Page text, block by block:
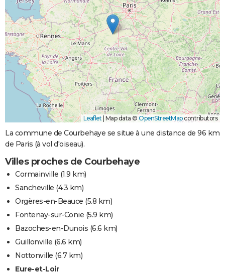
Leaflet Map data © OpenStreetMapcontributors
La commune de Courbehaye se situe à une distance de 96 km
de Paris (à vol d'oiseau).
Villes proches de Courbehaye
Cormainville (1.9 km)
Sancheville (4.3 km)
Orgères-en-Beauce (5.8 km)
Fontenay-sur-Conie (5.9 km)
Bazoches-en-Dunois (6.6 km)
Guillonville (6.6 km)
Nottonville (6.7 km)
Eure-et-Loir